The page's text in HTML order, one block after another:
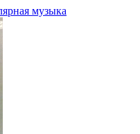
музыка